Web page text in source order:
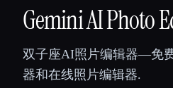
💻
🎓 学生
Gemini AI Photo
双子座AI照片编辑器—免
器和在线照片编辑器.